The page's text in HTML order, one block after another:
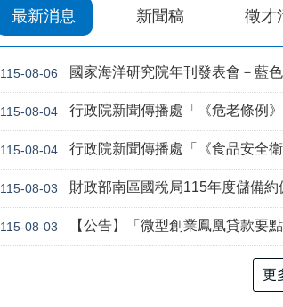
最新消息 新聞稿 徵才
115-08-06 國家海洋研究院年刊發表會－藍
115-08-04 行政院新聞傳播處「《危老條例》修正草案
115-08-04 行政院新聞傳播處「《食品安全衛
115-08-03 財政部南區國稅局115年度儲備約
115-08-03 【公告】「微型創業鳳凰貸款要點 」，業經勞動部於中華民國
更